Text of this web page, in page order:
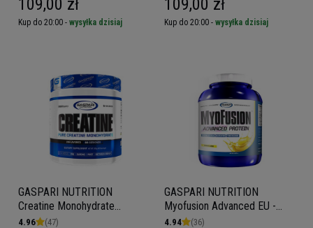
109,00 zł
Kup do 20:00 - wysyłka dzisiaj
109,00 zł
Kup do 20:00 - wysyłka dzisiaj
GASPARI NUTRITION
Creatine Monohydrate
(Qualitin) - 300g
4.96 (47)
GASPARI NUTRITION
Myofusion Advanced EU -
1814g
4.94 (36)